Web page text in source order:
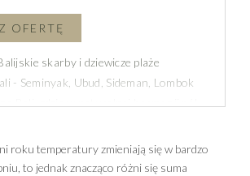
skarby i dziewicze plaże
- Seminyak, Ubud, Sideman, Lombok
kulturę Balijczyków,
na wyspę Lombok oraz do
roku temperatury zmieniają się w bardzo
to jednak znacząco różni się suma